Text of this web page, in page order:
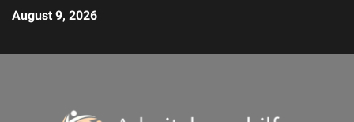
August 9, 2026